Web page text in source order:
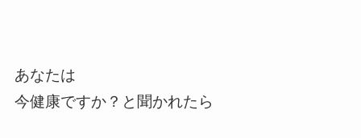
あなたは
今健康ですか？と聞かれたら